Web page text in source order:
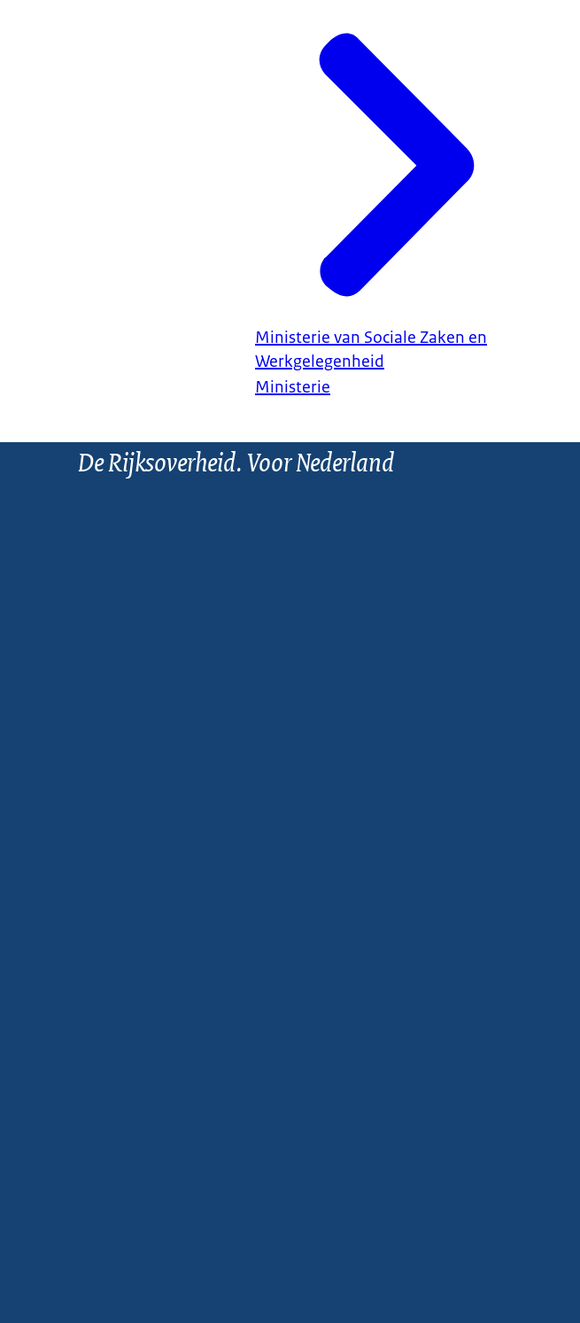
Ministerie van Sociale Zaken en
Werkgelegenheid
Ministerie
De Rijksoverheid. Voor Nederland